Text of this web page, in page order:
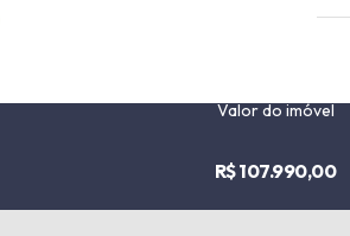
Valor do imóvel
R$ 107.990,00